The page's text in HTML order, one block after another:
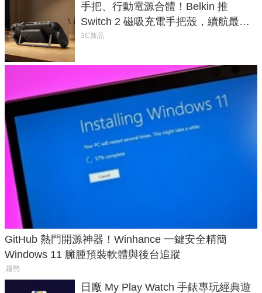
手把、行動電源合體！Belkin 推
Switch 2 磁吸充電手把殼，續航最高
延長 1.5 倍
3C新品
GitHub 熱門開源神器！Winhance 一鍵安全精簡
Windows 11 臃腫預裝軟體與後台追蹤
趨勢
日廠 My Play Watch 手錶專玩經典遊